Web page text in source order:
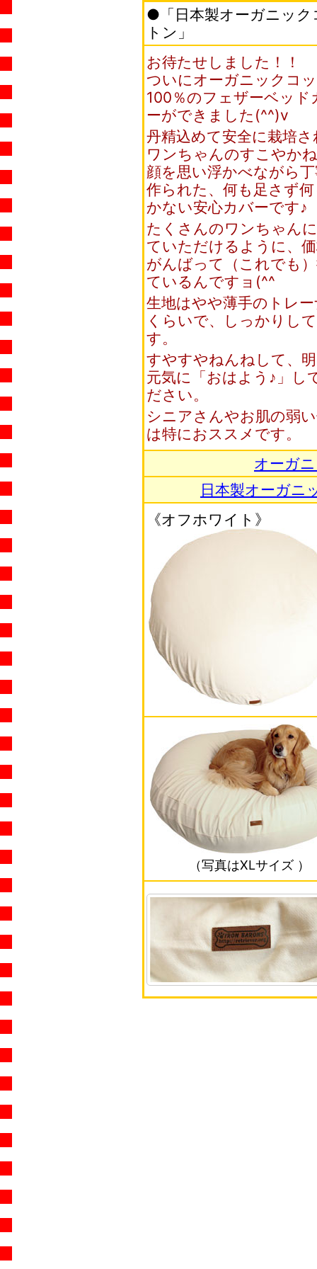
●「日本製オーガニック
トン」
お待たせしました！！
ついにオーガニックコ
100％のフェザーベッド
ーができました(^^)v
丹精込めて安全に栽培さ
ワンちゃんのすこやか
顔を思い浮かべながら
作られた、何も足さず
かない安心カバーです♪
たくさんのワンちゃん
ていただけるように、
がんばって（これでも
ているんですョ(^^ゞ
生地はやや薄手のトレ
くらいで、しっかりし
す。
すやすやねんねして、
元気に「おはよう♪」し
ださい。
シニアさんやお肌の弱
は特におススメです。
オーガ
日本製オーガニ
《オフホワイト》
（写真はXLサイズ ）